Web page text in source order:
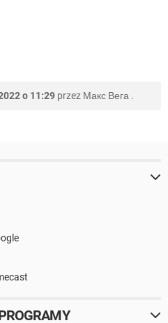
o 11:29 przez Макс Вега .